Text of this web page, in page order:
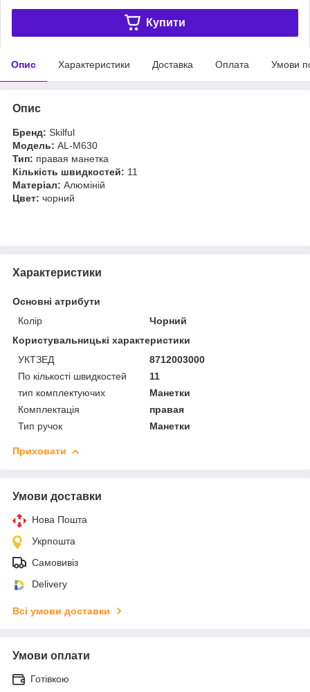
Купити
Опис Характеристики Доставка Оплата Умови
Опис
Бренд: Skilful
Модель: AL-M630
Тип: правая манетка
Кількість швидкостей: 11
Матеріал: Алюміній
Цвет: чорний
Характеристики
Основні атрибути
Колір
Чорний
Користувальницькі характеристики
УКТЗЕД
8712003000
По кількості швидкостей
11
тип комплектуючих
Манетки
Комплектація
правая
Тип ручок
Манетки
Приховати
Умови доставки
Нова Пошта
Укрпошта
Самовивіз
Delivery
Всі умови доставки
Умови оплати
Готівкою